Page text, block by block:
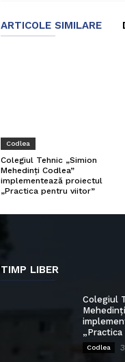
ARTICOLE SIMILARE
Codlea
Colegiul Tehnic „Simion
Mehedinți Codlea”
implementează proiectul
„Practica pentru viitor”
TIMP LIBER
Colegiul
Codlea